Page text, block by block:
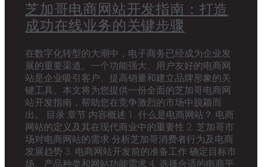
芝加哥电商网站开发指南：打造
成功在线业务的关键步骤
在数字化转型的大潮中，电子商务已经成为企业发
展的重要渠道。一个功能强大、用户友好的电商网
站是企业吸引客户、提高销量和建立品牌形象的关
键工具。本文将为您提供一份全面的芝加哥电商网
站开发指南，帮助您在竞争激烈的市场中脱颖而
出。 目录 章节 内容概述 1. 什么是电商网站？ 电商
网站的定义及其在现代商业中的重要性 2. 芝加哥市
场对电商网站的需求 分析芝加哥消费者行为及电商
发展趋势 3. 电商网站开发前的准备工作 确定目标市
场、产品种类和网站功能需求 4. 选择合适的电商平